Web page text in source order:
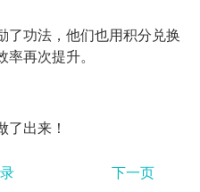
了功法，他们也用积分兑换
再次提升。
了出来！
下一页